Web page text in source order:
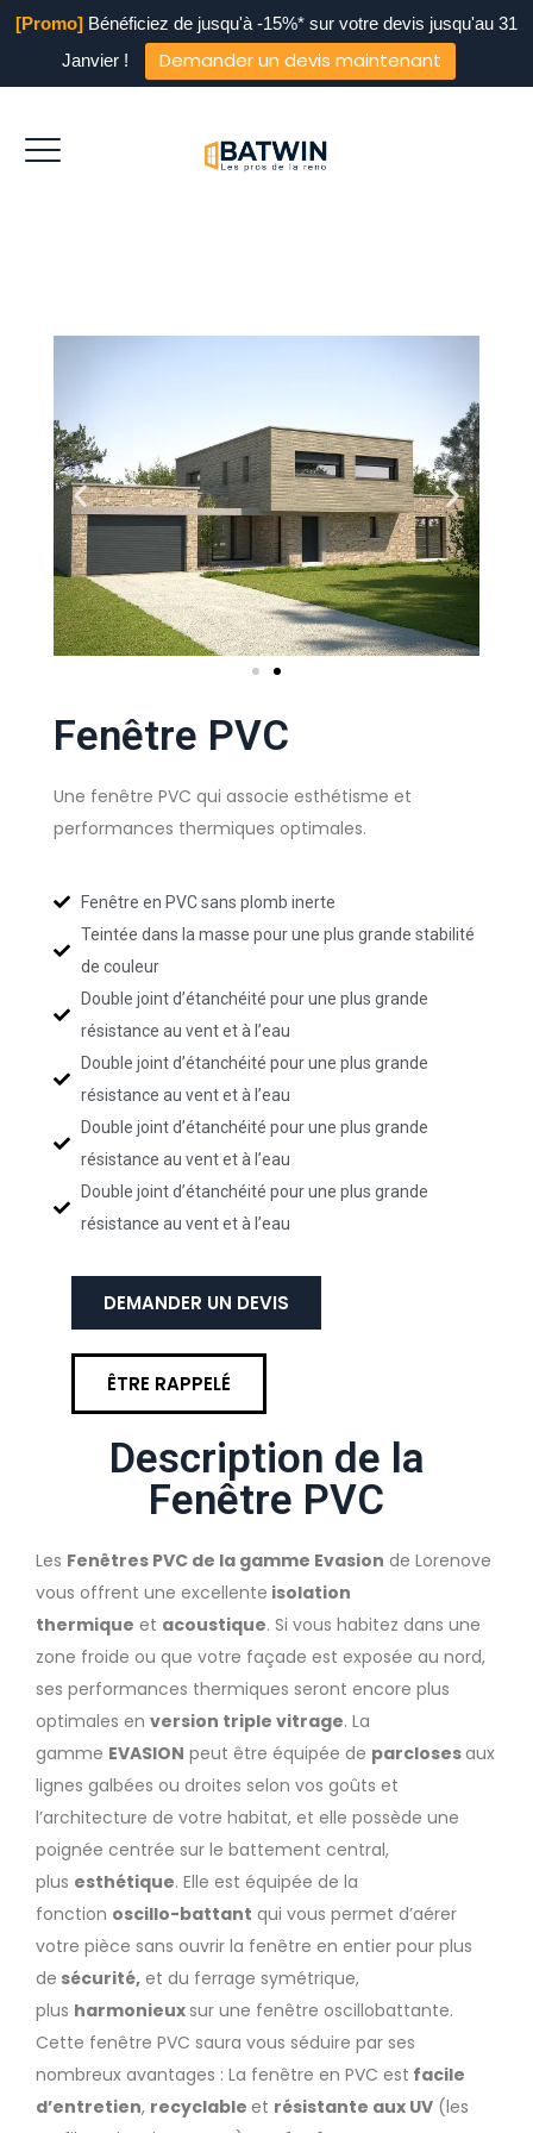
[Promo] Bénéficiez de jusqu'à -15%* sur votre devis jusqu'au 31
Janvier !
Demander un devis maintenant
Fenêtre PVC
Une fenêtre PVC qui associe esthétisme et
performances thermiques optimales.
Fenêtre en PVC sans plomb inerte
Teintée dans la masse pour une plus grande stabilité
de couleur
Double joint d’étanchéité pour une plus grande
résistance au vent et à l’eau
Double joint d’étanchéité pour une plus grande
résistance au vent et à l’eau
Double joint d’étanchéité pour une plus grande
résistance au vent et à l’eau
Double joint d’étanchéité pour une plus grande
résistance au vent et à l’eau
DEMANDER UN DEVIS
ÊTRE RAPPELÉ
Description de la
Fenêtre PVC
Les Fenêtres PVC de la gamme Evasion de Lorenove
vous offrent une excellente isolation
thermique et acoustique. Si vous habitez dans une
zone froide ou que votre façade est exposée au nord,
ses performances thermiques seront encore plus
optimales en version triple vitrage. La
gamme EVASION peut être équipée de parclosesaux
lignes galbées ou droites selon vos goûts et
l’architecture de votre habitat, et elle possède une
poignée centrée sur le battement central,
plus esthétique. Elle est équipée de la
fonction oscillo-battant qui vous permet d’aérer
votre pièce sans ouvrir la fenêtre en entier pour plus
de sécurité, et du ferrage symétrique,
plus harmonieuxsur une fenêtre oscillobattante.
Cette fenêtre PVC saura vous séduire par ses
nombreux avantages : La fenêtre en PVC est facile
d’entretien, recyclable et résistante aux UV (les